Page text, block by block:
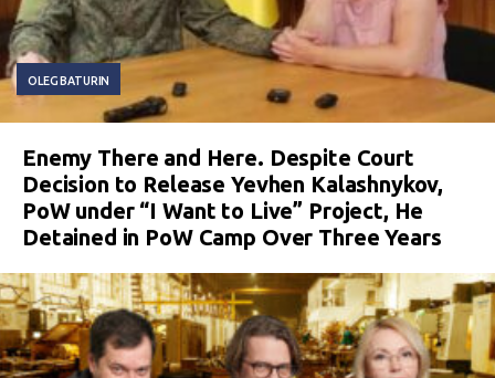
OLEG BATURIN
Enemy There and Here. Despite Court
Decision to Release Yevhen Kalashnykov,
PoW under “I Want to Live” Project, He
Detained in PoW Camp Over Three Years